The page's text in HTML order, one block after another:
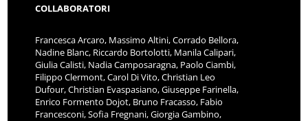
COLLABORATORI
Francesca Arcaro, Massimo Altini, Corrado Bellora,
Nadine Blanc, Riccardo Bortolotti, Manila Calipari,
Giulia Calisti, Nadia Camposaragna, Paolo Ciambi,
Filippo Clermont, Carol Di Vito, Christian Leo
Dufour, Christian Evaspasiano, Giuseppe Farinella,
Enrico Formento Dojot, Bruno Fracasso, Fabio
Francesconi, Sofia Fregnani, Giorgia Gambino,